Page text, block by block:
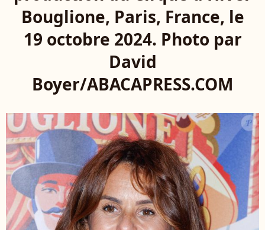
Bouglione, Paris, France, le
19 octobre 2024. Photo par
David
Boyer/ABACAPRESS.COM